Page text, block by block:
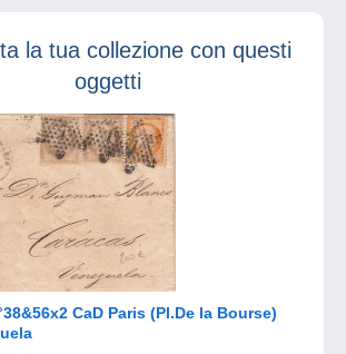
la tua collezione con questi
oggetti
CaD Paris (Pl.De la Bourse)